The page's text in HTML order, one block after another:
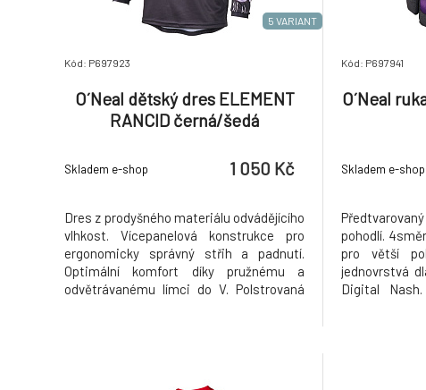
5 VARIANT
Kód: P697923
O´Neal dětský dres ELEMENT
RANCID černá/šedá
Skladem e-shop 1 050 Kč
Dres z prodyšného materiálu odvádějícího
vlhkost. Vícepanelová konstrukce pro
ergonomicky správný střih a padnutí.
Optimální komfort díky pružnému a
odvětrávanému límci do V. Polstrovaná
Kód: P697941
O´Neal
Skladem e-shop
pohodlí.
pro větší
jednovrstvá
Digital